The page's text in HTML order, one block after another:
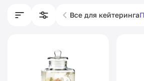
Все для кейтеринга